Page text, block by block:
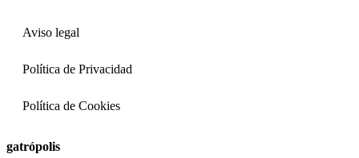
Aviso legal
Política de Privacidad
Política de Cookies
gatrópolis